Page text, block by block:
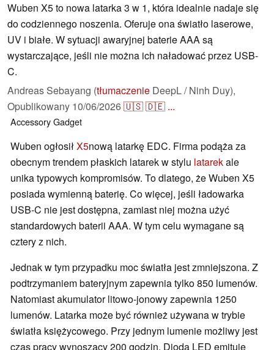
Wuben X5 to nowa latarka 3 w 1, która idealnie nadaje się
do codziennego noszenia. Oferuje ona światło laserowe,
UV i białe. W sytuacji awaryjnej baterie AAA są
wystarczające, jeśli nie można ich naładować przez USB-
C.
Andreas Sebayang (tłumaczenie DeepL / Ninh Duy),
Opublikowany 10/06/2026🇺🇸🇩🇪 ...
AccessoryGadget
Wuben ogłosiłX5nową latarkę EDC. Firma podąża za
obecnym trendem płaskich latarek w stylu latarekale
unika typowych kompromisów. To dlatego, że Wuben X5
posiada wymienną baterię. Co więcej, jeśli ładowarka
USB-C nie jest dostępna, zamiast niej można użyć
standardowych baterii AAA. W tym celu wymagane są
cztery z nich.
Jednak w tym przypadku moc światła jest zmniejszona. Z
podtrzymaniem bateryjnym zapewnia tylko 850 lumenów.
Natomiast akumulator litowo-jonowy zapewnia 1250
lumenów. Latarka może być również używana w trybie
światła księżycowego. Przy jednym lumenie możliwy jest
czas pracy wynoszący 200 godzin. Dioda LED emituje